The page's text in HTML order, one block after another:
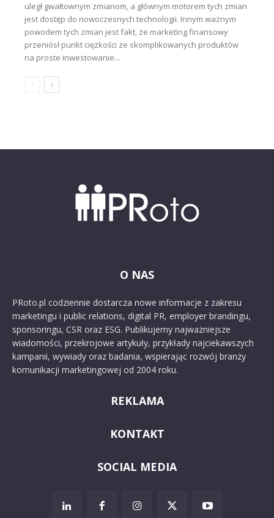
uległ gwałtownym zmianom, a głównym motorem tych zmian
jest dostęp do nowoczesnych technologii. Innym ważnym
powodem tych zmian jest fakt, że marketing finansowy
przeniósł punkt ciężkości ze skomplikowanych produktów
na proste inwestowanie...
O NAS
PRoto.pl codziennie dostarcza nowe informacje z zakresu
marketingu i public relations, digital PR, employer brandingu,
sponsoringu, CSR oraz ESG. Publikujemy najważniejsze
wiadomości, przekrojowe artykuły, przykłady najciekawszych
kampanii, wywiady oraz badania, wspierając rozwój branży
komunikacji marketingowej od 2004 roku.
REKLAMA
KONTAKT
SOCIAL MEDIA